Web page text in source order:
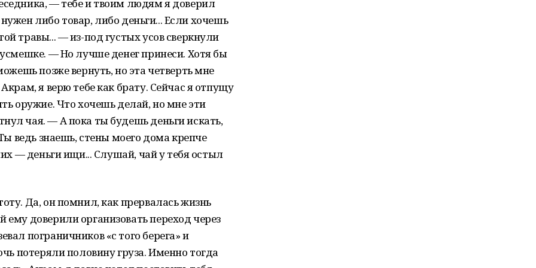
— тебе и твоим людям я доверил
либо товар, либо деньги... Если хочешь
травы... — из-под густых усов сверкнули
— Но лучше денег принеси. Хотя бы
позже вернуть, но эта четверть мне
я верю тебе как брату. Сейчас я отпущу
оружие. Что хочешь делай, но мне эти
чая. — А пока ты будешь деньги искать,
ведь знаешь, стены моего дома крепче
— деньги ищи... Слушай, чай у тебя остыл
Да, он помнил, как прервалась жизнь
доверили организовать переход через
пограничников «с того берега» и
потеряли половину груза. Именно тогда